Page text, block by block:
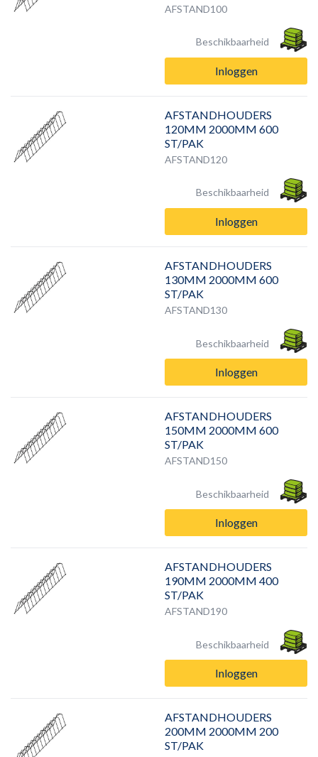
AFSTAND100
Beschikbaarheid
Inloggen
AFSTANDHOUDERS
120MM 2000MM 600
ST/PAK
AFSTAND120
Beschikbaarheid
Inloggen
AFSTANDHOUDERS
130MM 2000MM 600
ST/PAK
AFSTAND130
Beschikbaarheid
Inloggen
AFSTANDHOUDERS
150MM 2000MM 600
ST/PAK
AFSTAND150
Beschikbaarheid
Inloggen
AFSTANDHOUDERS
190MM 2000MM 400
ST/PAK
AFSTAND190
Beschikbaarheid
Inloggen
AFSTANDHOUDERS
200MM 2000MM 200
ST/PAK